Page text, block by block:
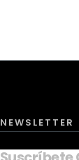
NEWSLETTER